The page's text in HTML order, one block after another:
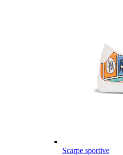
Scarpe sportive